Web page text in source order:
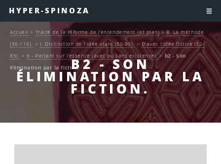
HYPER-SPINOZA
B2 - SON
ÉLIMINATION PAR LA
FICTION.
Accueil > Traité de la réforme de l’entendement (et plan)>B. La méthode
(50-110). > I. Distinction de l’idée vraie (50-90). > D’avec l’idée fictive (52-
65). > b - Portant sur l’essence (avec ou sans existence).> b2 - Son
élimination par la fiction.